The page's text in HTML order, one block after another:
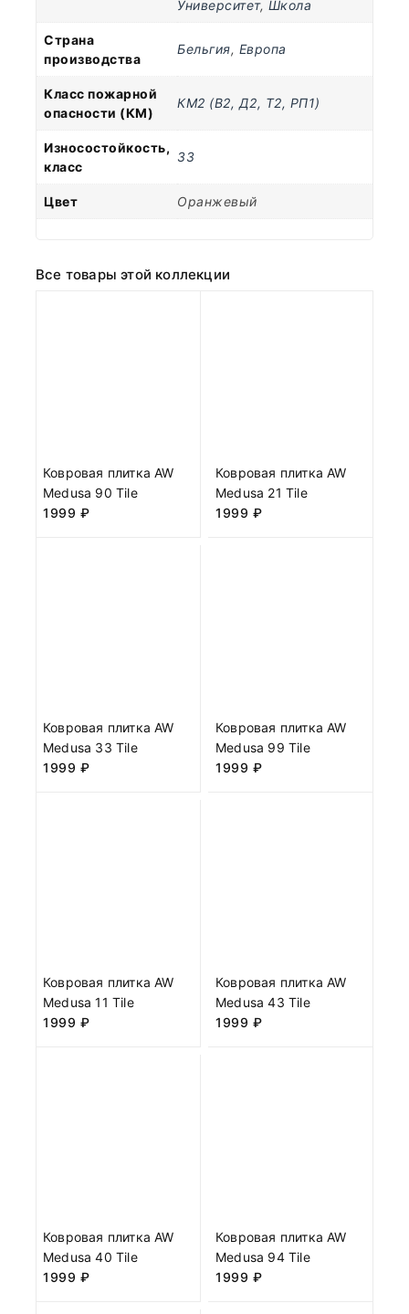
Университет, Школа
Страна
производства
Бельгия, Европа
Класс пожарной
опасности (КМ)
КМ2 (В2, Д2, Т2, РП1)
Износостойкость,
класс
33
Цвет Оранжевый
Все товары этой коллекции
Ковровая плитка AW
Medusa 90 Tile
1999 ₽
Ковровая плитка AW
Medusa 21 Tile
1999 ₽
Ковровая плитка AW
Medusa 33 Tile
1999 ₽
Ковровая плитка AW
Medusa 99 Tile
1999 ₽
Ковровая плитка AW
Medusa 11 Tile
1999 ₽
Ковровая плитка AW
Medusa 43 Tile
1999 ₽
Ковровая плитка AW
Medusa 40 Tile
1999 ₽
Ковровая плитка AW
Medusa 94 Tile
1999 ₽